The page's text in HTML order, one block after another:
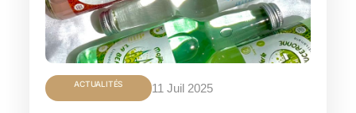
ACTUALITÉS 11 Juil 2025